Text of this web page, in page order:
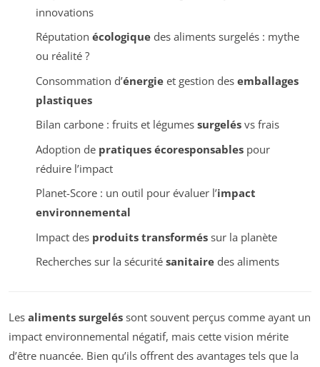
innovations
Réputation écologiquedes aliments surgelés : mythe
ou réalité ?
Consommation d’énergieet gestion des emballages
plastiques
Bilan carbone : fruits et légumes surgelésvs frais
Adoption de pratiques écoresponsablespour
réduire l’impact
Planet-Score : un outil pour évaluer l’impact
environnemental
Impact des produits transforméssur la planète
Recherches sur la sécurité sanitairedes aliments
Les aliments surgelés sont souvent perçus comme ayant un
impact environnemental négatif, mais cette vision mérite
d’être nuancée. Bien qu’ils offrent des avantages tels que la